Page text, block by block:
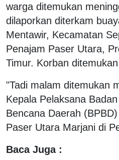
warga ditemukan
dilaporkan diterkam
Mentawir, Kecamatan
Penajam Paser Utara,
Timur. Korban
"Tadi malam ditemukan
Kepala Pelaksana
Bencana Daerah
Paser Utara Marjani di
Baca Juga :